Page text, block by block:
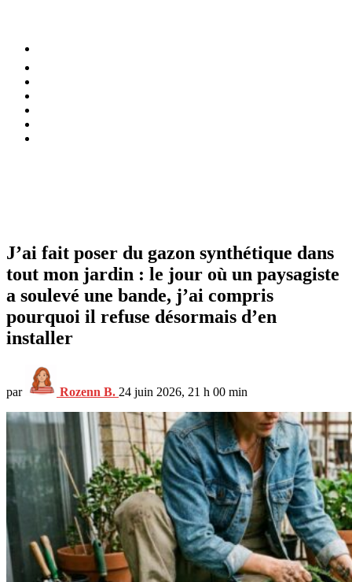
J’ai fait poser du gazon synthétique dans
tout mon jardin : le jour où un paysagiste
a soulevé une bande, j’ai compris
pourquoi il refuse désormais d’en
installer
par Rozenn B. 24 juin 2026, 21 h 00 min